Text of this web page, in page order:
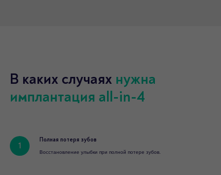
В каких случаях нужна
имплантация all-in-4
Полная потеря зубов
Восстановление улыбки при полной потере зубов.